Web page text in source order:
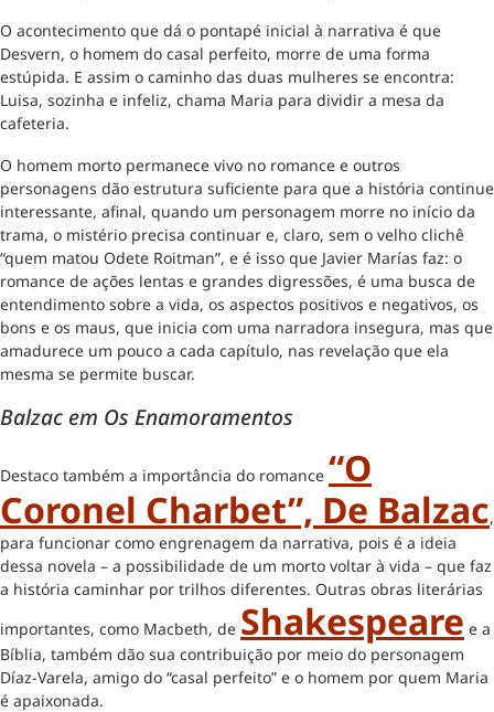
O acontecimento que dá o pontapé inicial à narrativa é que
Desvern, o homem do casal perfeito, morre de uma forma
estúpida. E assim o caminho das duas mulheres se encontra:
Luisa, sozinha e infeliz, chama Maria para dividir a mesa da
cafeteria.
O homem morto permanece vivo no romance e outros
personagens dão estrutura suficiente para que a história continue
interessante, afinal, quando um personagem morre no início da
trama, o mistério precisa continuar e, claro, sem o velho clichê
“quem matou Odete Roitman”, e é isso que Javier Marías faz: o
romance de ações lentas e grandes digressões, é uma busca de
entendimento sobre a vida, os aspectos positivos e negativos, os
bons e os maus, que inicia com uma narradora insegura, mas que
amadurece um pouco a cada capítulo, nas revelação que ela
mesma se permite buscar.
Balzac em Os Enamoramentos
Destaco também a importância do romance “O
Coronel Charbet”, De Balzac,
para funcionar como engrenagem da narrativa, pois é a ideia
dessa novela – a possibilidade de um morto voltar à vida – que faz
a história caminhar por trilhos diferentes. Outras obras literárias
importantes, como Macbeth, de Shakespeare e a
Bíblia, também dão sua contribuição por meio do personagem
Díaz-Varela, amigo do “casal perfeito” e o homem por quem Maria
é apaixonada.